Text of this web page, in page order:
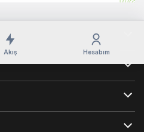
Akış Hesabım